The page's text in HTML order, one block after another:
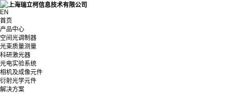
EN
首页
产品中心
空间光调制器
光束质量测量
科研激光器
光电实验系统
相机及成像元件
衍射光学元件
解决方案